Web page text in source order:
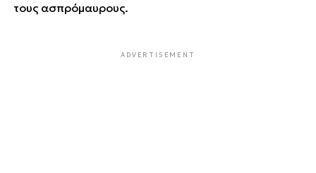
τους ΄΄ασπρόμαυρους΄΄.
ADVERTISEMENT